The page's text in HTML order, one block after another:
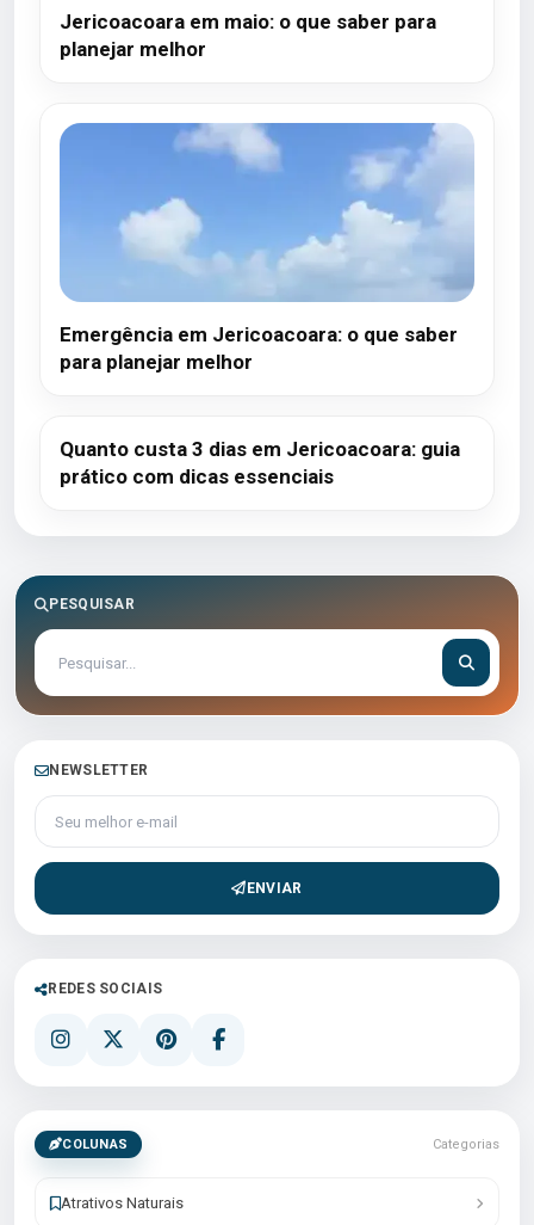
Jericoacoara em maio: o que saber para
planejar melhor
Emergência em Jericoacoara: o que saber
para planejar melhor
Quanto custa 3 dias em Jericoacoara: guia
prático com dicas essenciais
PESQUISAR
NEWSLETTER
Seu melhor e-mail
ENVIAR
REDES SOCIAIS
COLUNAS Categorias
Atrativos Naturais